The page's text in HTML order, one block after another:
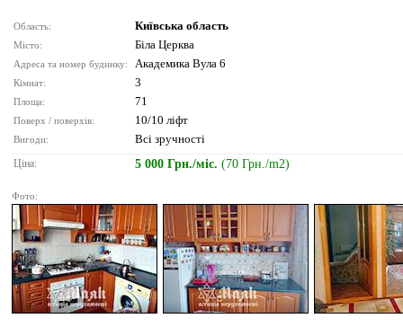
Область: Київська область
Місто: Біла Церква
Адреса та номер будинку: Академика Вула 6
Кімнат: 3
Площа: 71
Поверх / поверхів: 10/10 ліфт
Вигоди: Всі зручності
Ціна: 5 000 Грн./міс. (70 Грн./m2)
Фото: